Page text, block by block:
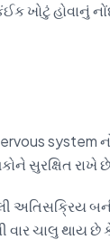
ખોટું
સુરક્ષિત
અતિસક્રિય
ચાલુ થાય છે